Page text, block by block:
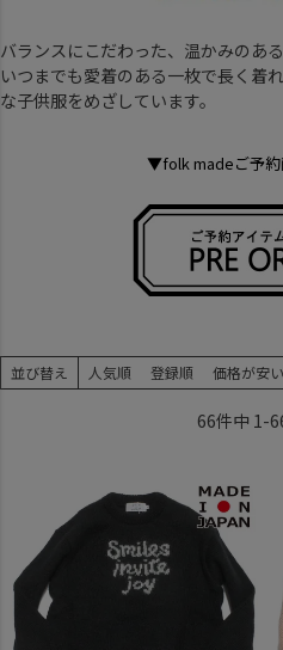
バランスにこだわった、温かみのある
いつまでも愛着のある一枚で長く着
な子供服をめざしています。
▼folk madeご予
並び替え 人気順 登録順 価格が安
66件中 1-